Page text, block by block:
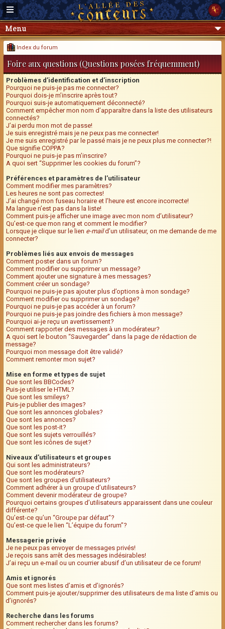
Menu
Index du forum
Foire aux questions (Questions posées fréquemment)
Problèmes d’identification et d’inscription
Pourquoi ne puis-je pas me connecter?
Pourquoi dois-je m’inscrire après tout?
Pourquoi suis-je automatiquement déconnecté?
Comment empêcher mon nom d’apparaître dans la liste des utilisateurs
connectés?
J’ai perdu mon mot de passe!
Je suis enregistré mais je ne peux pas me connecter!
Je me suis enregistré par le passé mais je ne peux plus me connecter?!
Que signifie COPPA?
Pourquoi ne puis-je pas m’inscrire?
A quoi sert “Supprimer les cookies du forum”?
Préférences et paramètres de l’utilisateur
Comment modifier mes paramètres?
Les heures ne sont pas correctes!
J’ai changé mon fuseau horaire et l’heure est encore incorrecte!
Ma langue n’est pas dans la liste!
Comment puis-je afficher une image avec mon nom d’utilisateur?
Qu’est-ce que mon rang et comment le modifier?
Lorsque je clique sur le lien e-maild’un utilisateur, on me demande de me
connecter?
Problèmes liés aux envois de messages
Comment poster dans un forum?
Comment modifier ou supprimer un message?
Comment ajouter une signature à mes messages?
Comment créer un sondage?
Pourquoi ne puis-je pas ajouter plus d’options à mon sondage?
Comment modifier ou supprimer un sondage?
Pourquoi ne puis-je pas accéder à un forum?
Pourquoi ne puis-je pas joindre des fichiers à mon message?
Pourquoi ai-je reçu un avertissement?
Comment rapporter des messages à un modérateur?
A quoi sert le bouton “Sauvegarder” dans la page de rédaction de
message?
Pourquoi mon message doit être validé?
Comment remonter mon sujet?
Mise en forme et types de sujet
Que sont les BBCodes?
Puis-je utiliser le HTML?
Que sont les smileys?
Puis-je publier des images?
Que sont les annonces globales?
Que sont les annonces?
Que sont les post-it?
Que sont les sujets verrouillés?
Que sont les icônes de sujet?
Niveaux d’utilisateurs et groupes
Qui sont les administrateurs?
Que sont les modérateurs?
Que sont les groupes d’utilisateurs?
Comment adhérer à un groupe d’utilisateurs?
Comment devenir modérateur de groupe?
Pourquoi certains groupes d’utilisateurs apparaissent dans une couleur
différente?
Qu’est-ce qu’un “Groupe par défaut”?
Qu’est-ce que le lien “L’équipe du forum”?
Messagerie privée
Je ne peux pas envoyer de messages privés!
Je reçois sans arrêt des messages indésirables!
J’ai reçu un e-mail ou un courrier abusif d’un utilisateur de ce forum!
Amis et ignorés
Que sont mes listes d’amis et d’ignorés?
Comment puis-je ajouter/supprimer des utilisateurs de ma liste d’amis ou
d’ignorés?
Recherche dans les forums
Comment rechercher dans les forums?